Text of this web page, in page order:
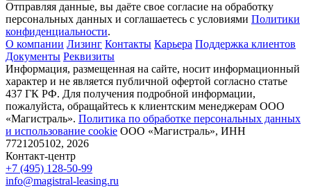
Отправляя данные, вы даёте свое согласие на обработку
персональных данных и соглашаетесь с условиями Политики
конфиденциальности.
О компании Лизинг Контакты Карьера Поддержка клиентов
Документы Реквизиты
Информация, размещенная на сайте, носит информационный
характер и не является публичной офертой согласно статье
437 ГК РФ. Для получения подробной информации,
пожалуйста, обращайтесь к клиентским менеджерам ООО
«Магистраль». Политика по обработке персональных данных
и использование сookie ООО «Магистраль», ИНН
7721205102, 2026
Контакт-центр
+7 (495) 128-50-99
info@magistral-leasing.ru